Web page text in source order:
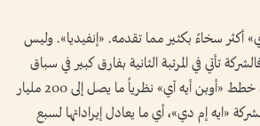
أكثر سخاءً بكثير مما تقدمه. «إنفيديا». وليس
تأتي في المرتبة الثانية بفارق كبير في سباق
الذكاء الاصطناعي. قد تُولّد خطط «أوبن أيه آي» نظرياً ما يصل إلى 200 مليار
«ايه إم دي»، أي ما يعادل إيراداتها لسبع